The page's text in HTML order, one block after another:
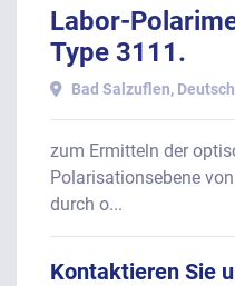
Labor-
Type 3111.
Bad Salzuflen,
zum Ermitteln der
Polarisationsebene
durch o...
Kontaktieren Sie